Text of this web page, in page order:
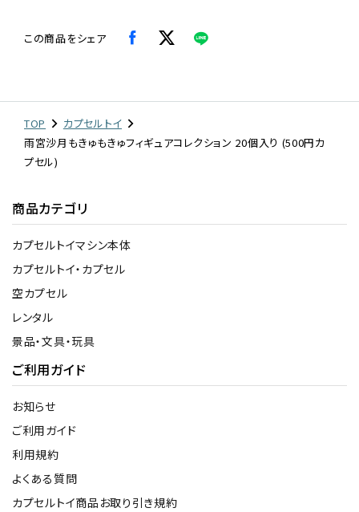
この商品をシェア
TOP
カプセルトイ
雨宮沙月もきゅもきゅフィギュアコレクション 20個入り (500円カ
プセル)
商品カテゴリ
カプセルトイマシン本体
カプセルトイ・カプセル
空カプセル
レンタル
景品・文具・玩具
ご利用ガイド
お知らせ
ご利用ガイド
利用規約
よくある質問
カプセルトイ商品お取り引き規約